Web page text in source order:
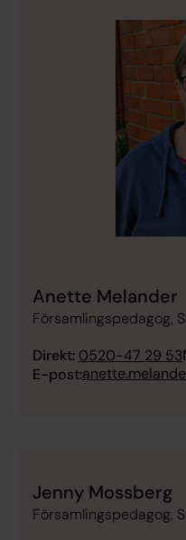
Anette Melander
Församlingspedagog,
Direkt: 0520-47 29 53
E-post:
Jenny Mossberg
Församlingspedagog,